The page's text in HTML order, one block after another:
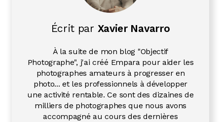
Écrit par Xavier Navarro
À la suite de mon blog "Objectif
Photographe", j'ai créé Empara pour aider les
photographes amateurs à progresser en
photo... et les professionnels à développer
une activité rentable. Ce sont des dizaines de
milliers de photographes que nous avons
accompagné au cours des dernières